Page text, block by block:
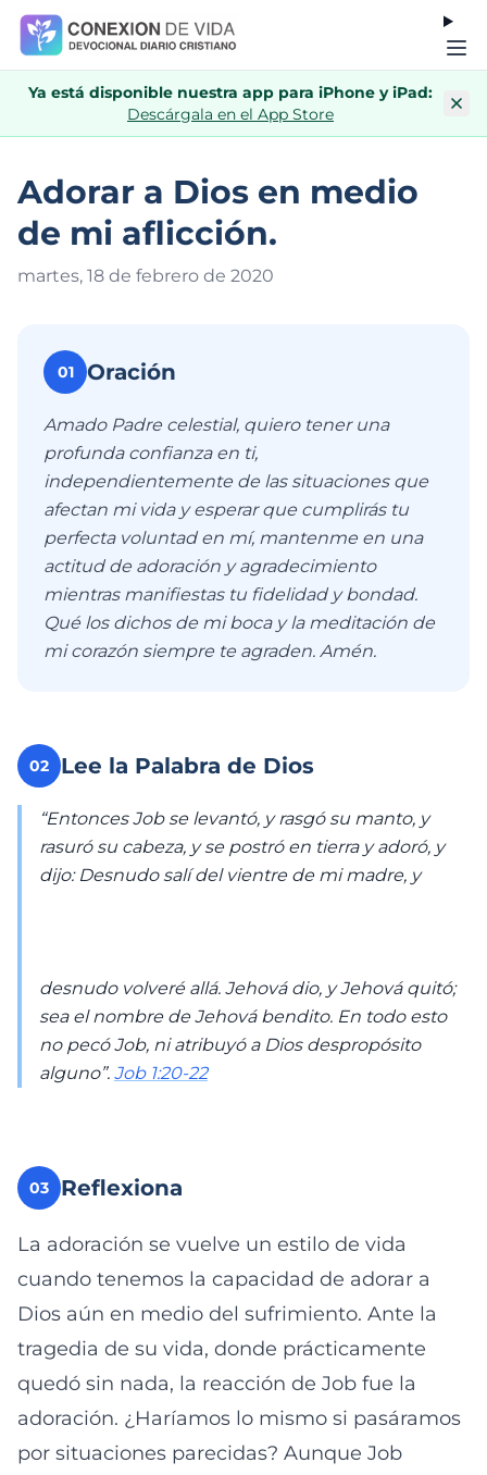
Ya está disponible nuestra app para iPhone y iPad:
Descárgala en el App Store
Adorar a Dios en medio
de mi aflicción.
martes, 18 de febrero de 2020
01 Oración
Amado Padre celestial, quiero tener una
profunda confianza en ti,
independientemente de las situaciones que
afectan mi vida y esperar que cumplirás tu
perfecta voluntad en mí, mantenme en una
actitud de adoración y agradecimiento
mientras manifiestas tu fidelidad y bondad.
Qué los dichos de mi boca y la meditación de
mi corazón siempre te agraden. Amén.
02 Lee la Palabra de Dios
“Entonces Job se levantó, y rasgó su manto, y
rasuró su cabeza, y se postró en tierra y adoró, y
dijo: Desnudo salí del vientre de mi madre, y
desnudo volveré allá. Jehová dio, y Jehová quitó;
sea el nombre de Jehová bendito. En todo esto
no pecó Job, ni atribuyó a Dios despropósito
alguno”. ​ Job 1:20-22
03 Reflexiona
La adoración se vuelve un estilo de vida
cuando tenemos la capacidad de adorar a
Dios aún en medio del sufrimiento. Ante la
tragedia de su vida, donde prácticamente
quedó sin nada, la reacción de Job fue la
adoración. ¿Haríamos lo mismo si pasáramos
por situaciones parecidas? Aunque Job